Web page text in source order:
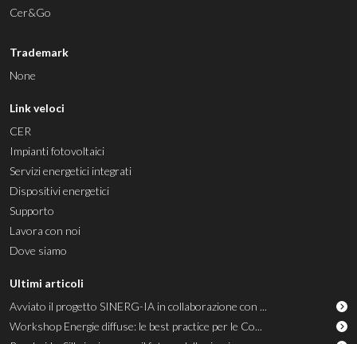
Cer&Go
Trademark
None
Link veloci
CER
Impianti fotovoltaici
Servizi energetici integrati
Dispositivi energetici
Supporto
Lavora con noi
Dove siamo
Ultimi articoli
Avviato il progetto SINERG-IA in collaborazione con ...
Workshop Energie diffuse: le best practice per le Co...